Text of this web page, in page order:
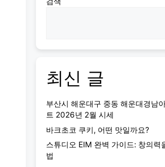
최신 글
부산시 해운대구 중동 해운대경남
트 2026년 2월 시세
바크초코 쿠키, 어떤 맛일까요?
스튜디오 EIM 완벽 가이드: 창의력
법